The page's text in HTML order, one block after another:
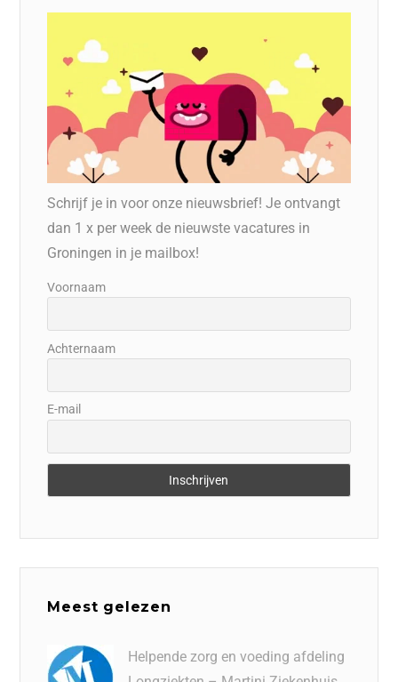
Schrijf je in voor onze nieuwsbrief! Je ontvangt
dan 1 x per week de nieuwste vacatures in
Groningen in je mailbox!
Voornaam
Achternaam
E-mail
Meest gelezen
Helpende zorg en voeding afdeling